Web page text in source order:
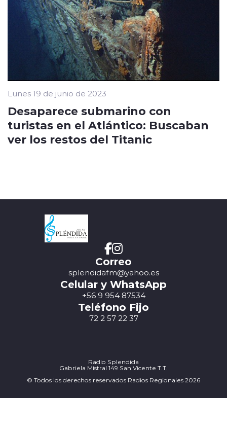
Lunes 19 de junio de 2023
Desaparece submarino con
turistas en el Atlántico: Buscaban
ver los restos del Titanic
Correo
splendidafm@yahoo.es
Celular y WhatsApp
+56 9 954 87534
Teléfono Fijo
72 2 57 22 37
Radio Splendida
Gabriela Mistral 149 San Vicente T.T.
© Todos los derechos reservados Radios Regionales 2026